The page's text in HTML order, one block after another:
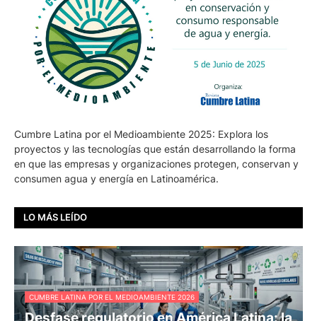
Cumbre Latina por el Medioambiente 2025: Explora los
proyectos y las tecnologías que están desarrollando la forma
en que las empresas y organizaciones protegen, conservan y
consumen agua y energía en Latinoamérica.
LO MÁS LEÍDO
CUMBRE LATINA POR EL MEDIOAMBIENTE 2026
Desfase regulatorio en América Latina: la